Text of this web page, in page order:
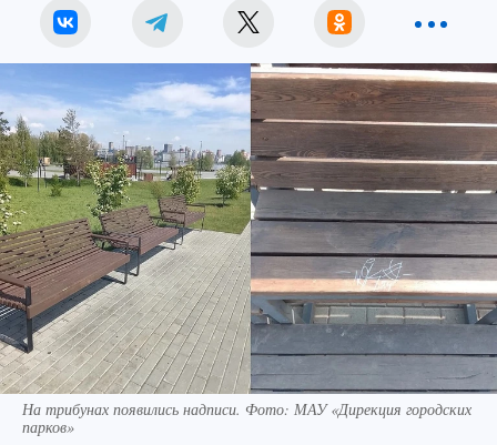
На трибунах появились надписи. Фото: МАУ «Дирекция городских
парков»